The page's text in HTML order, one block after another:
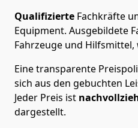
Qualifizierte Fachkräfte
Equipment. Ausgebildete
Fahrzeuge und
Eine transparente
sich aus den gebuchten
Jeder Preis ist
dargestellt.